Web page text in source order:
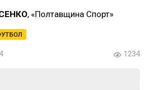
, «Полтавщина Спорт»
1234